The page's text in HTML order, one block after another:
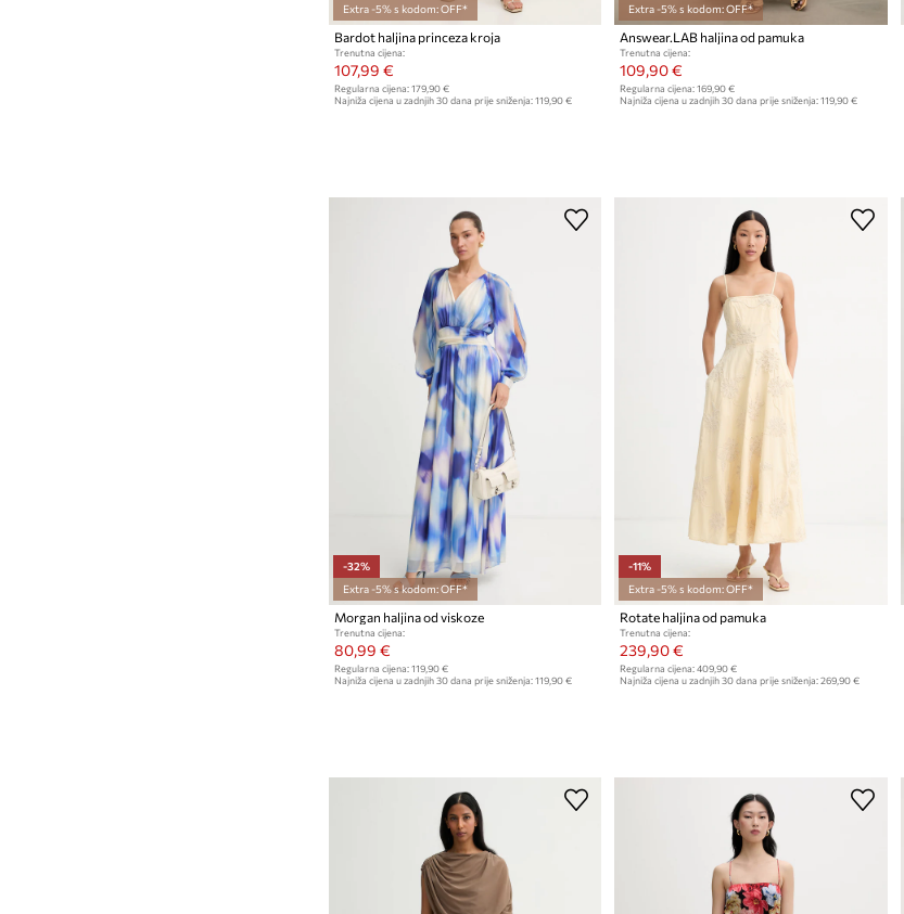
Extra -5% s kodom: OFF*
Bardot haljina princeza kroja
Trenutna cijena:
107,99 €
Regularna cijena: 179,90 €
Najniža cijena u zadnjih 30 dana prije sniženja: 119,90 €
Extra -5% s kodom: OFF*
Answear.LAB haljina od pamuka
Trenutna cijena:
109,90 €
Regularna cijena: 169,90 €
Najniža cijena u zadnjih 30 dana prije sniženja: 119,90 €
-32%
Extra -5% s kodom: OFF*
Morgan haljina od viskoze
Trenutna cijena:
80,99 €
Regularna cijena: 119,90 €
Najniža cijena u zadnjih 30 dana prije sniženja: 119,90 €
-11%
Extra -5% s kodom: OFF*
Rotate haljina od pamuka
Trenutna cijena:
239,90 €
Regularna cijena: 409,90 €
Najniža cijena u zadnjih 30 dana prije sniženja: 269,90 €